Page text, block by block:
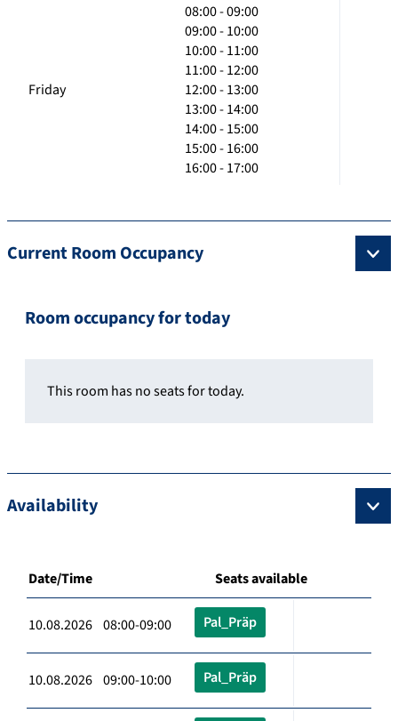
Friday
08:00 - 09:00
09:00 - 10:00
10:00 - 11:00
11:00 - 12:00
12:00 - 13:00
13:00 - 14:00
14:00 - 15:00
15:00 - 16:00
16:00 - 17:00
Current Room Occupancy
Room occupancy for today
This room has no seats for today.
Availability
Date/Time Seats available
10.08.2026 08:00-09:00 Pal_Präp
10.08.2026 09:00-10:00 Pal_Präp